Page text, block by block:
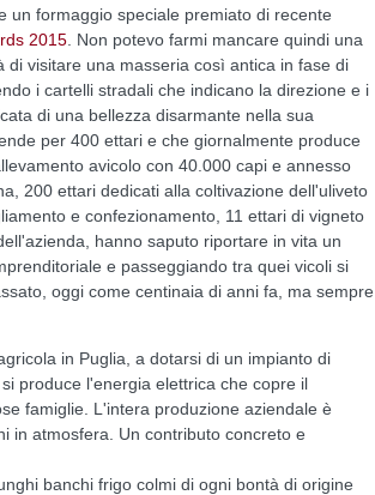
un formaggio speciale premiato di recente
2015 . Non potevo farmi mancare quindi una
visitare una masseria così antica in fase di
i cartelli stradali che indicano la direzione e i
di una bellezza disarmante nella sua
per 400 ettari e che giornalmente produce
avicolo con 40.000 capi e annesso
200 ettari dedicati alla coltivazione dell'uliveto
e confezionamento, 11 ettari di vigneto
hanno saputo riportare in vita un
e passeggiando tra quei vicoli si
oggi come centinaia di anni fa, ma sempre
in Puglia, a dotarsi di un impianto di
produce l'energia elettrica che copre il
famiglie. L'intera produzione aziendale è
in atmosfera. Un contributo concreto e
banchi frigo colmi di ogni bontà di origine